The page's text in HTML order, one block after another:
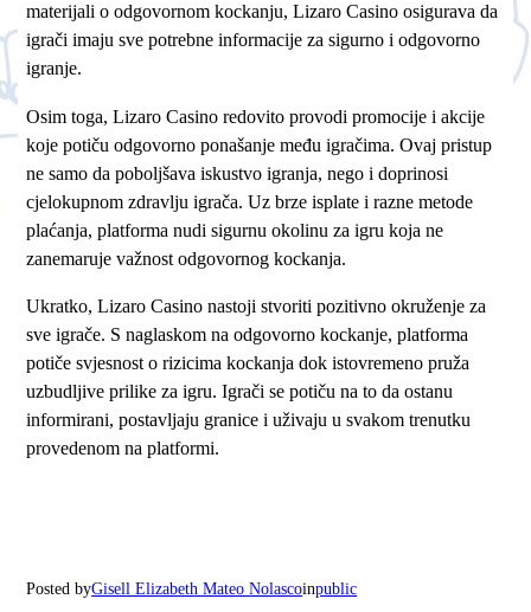
materijali o odgovornom kockanju, Lizaro Casino osigurava da
igrači imaju sve potrebne informacije za sigurno i odgovorno
igranje.
Osim toga, Lizaro Casino redovito provodi promocije i akcije
koje potiču odgovorno ponašanje među igračima. Ovaj pristup
ne samo da poboljšava iskustvo igranja, nego i doprinosi
cjelokupnom zdravlju igrača. Uz brze isplate i razne metode
plaćanja, platforma nudi sigurnu okolinu za igru koja ne
zanemaruje važnost odgovornog kockanja.
Ukratko, Lizaro Casino nastoji stvoriti pozitivno okruženje za
sve igrače. S naglaskom na odgovorno kockanje, platforma
potiče svjesnost o rizicima kockanja dok istovremeno pruža
uzbudljive prilike za igru. Igrači se potiču na to da ostanu
informirani, postavljaju granice i uživaju u svakom trenutku
provedenom na platformi.
Posted byGisell Elizabeth Mateo Nolascoinpublic